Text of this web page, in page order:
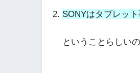
SONYはタブレッ
ということらしい